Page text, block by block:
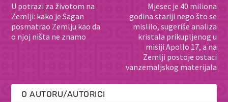
U potrazi za životom na
Zemlji: kako je Sagan
posmatrao Zemlju kao da
o njoj ništa ne znamo
Mjesec je 40 miliona
godina stariji nego što se
mislilo, sugeriše analiza
kristala prikupljenog u
misiji Apollo 17, a na
Zemlji postoje ostaci
vanzemaljskog materijala
O AUTORU/AUTORICI